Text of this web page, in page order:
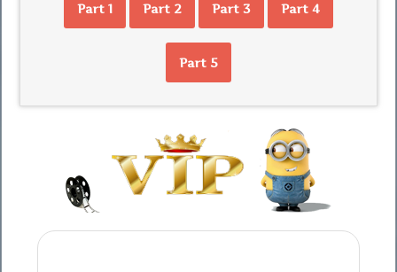
Part 1 Part 2 Part 3 Part 4
Part 5